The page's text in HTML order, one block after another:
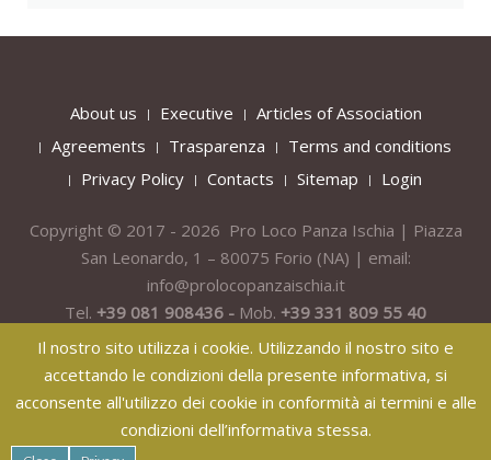
About us Executive
Articles of Association
Agreements
Trasparenza
Terms and conditions
Privacy Policy
Contacts Sitemap Login
Copyright © 2017 - 2026 Pro Loco Panza Ischia | Piazza
San Leonardo, 1 – 80075 Forio (NA) | email:
info@prolocopanzaischia.it
Tel. +39 081 908436 - Mob. +39 331 809 55 40
Il nostro sito utilizza i cookie. Utilizzando il nostro sito e
accettando le condizioni della presente informativa, si
acconsente all'utilizzo dei cookie in conformità ai termini e alle
condizioni dell’informativa stessa.
纸飞机下载纸飞机官网纸飞机官网下载纸飞机下载safew官网